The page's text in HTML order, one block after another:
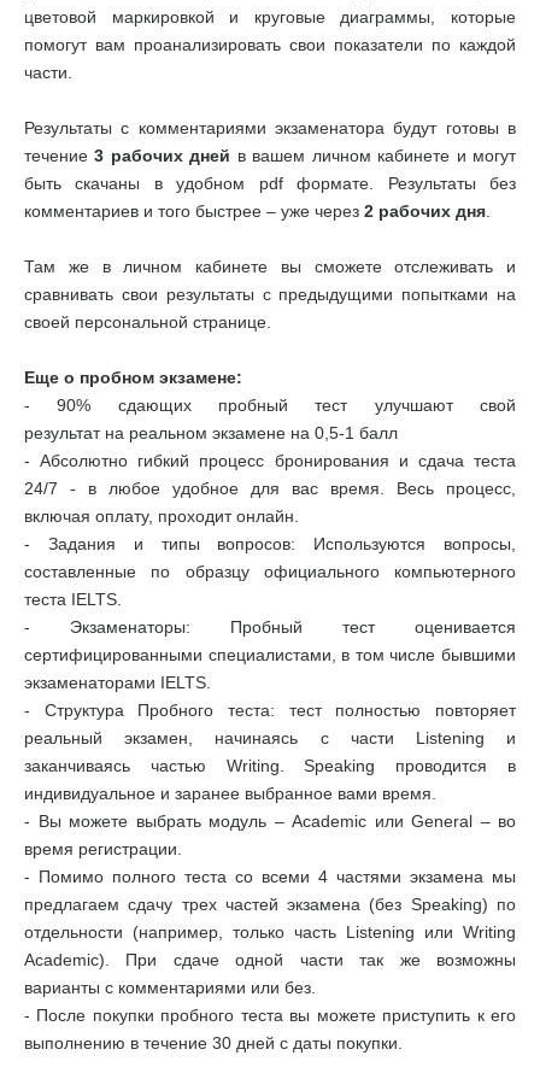
цветовой маркировкой и круговые диаграммы, которые
помогут вам проанализировать свои показатели по каждой
части.
Результаты с комментариями экзаменатора будут готовы в
течение3 рабочих дней в вашем личном кабинете и могут
быть скачаны в удобном pdf формате. Результаты без
комментариев и того быстрее – уже через 2 рабочих дня
Там же в личном кабинете вы сможете отслеживать и
сравнивать свои результаты с предыдущими попытками на
своей персональной странице.
Еще о пробном экзамене:
- 90% сдающих пробный тест улучшают свой
результат на реальном экзамене на 0,5-1 балл
- Абсолютно гибкий процесс бронирования и сдача теста
24/7 - в любое удобное для вас время. Весь процесс,
включая оплату, проходит онлайн.
- Задания и типы вопросов: Используются вопросы,
составленные по образцу официального компьютерного
теста IELTS.
- Экзаменаторы: Пробный тест оценивается
сертифицированными специалистами, в том числе бывшими
экзаменаторами IELTS.
- Структура Пробного теста: тест полностью повторяет
реальный экзамен, начинаясь с части Listening и
заканчиваясь частью Writing. Speaking проводится в
индивидуальное и заранее выбранное вами время.
- Вы можете выбрать модуль – Academic или General – во
время регистрации.
- Помимо полного теста со всеми 4 частями экзамена мы
предлагаем сдачу трех частей экзамена (без Speaking) по
отдельности (например, только часть Listening или Writing
Academic). При сдаче одной части так же возможны
варианты с комментариями или без.
- После покупки пробного теста вы можете приступить к его
выполнению в течение 30 дней с даты покупки.